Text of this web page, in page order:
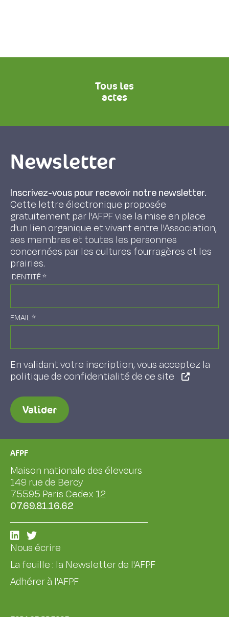
Tous les
actes
Newsletter
Inscrivez-vous pour recevoir notre newsletter.
Cette lettre électronique proposée
gratuitement par l'AFPF vise la mise en place
d'un lien organique et vivant entre l'Association,
ses membres et toutes les personnes
concernées par les cultures fourragères et les
prairies.
IDENTITÉ*
EMAIL*
En validant votre inscription, vous acceptez la
politique de confidentialité de ce site
Valider
AFPF
Maison nationale des éleveurs
149 rue de Bercy
75595 Paris Cedex 12
07.69.81.16.62
Nous écrire
La feuille : la Newsletter de l'AFPF
Adhérer à l'AFPF